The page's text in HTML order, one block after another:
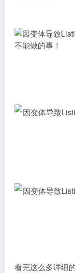
看完这么多详细